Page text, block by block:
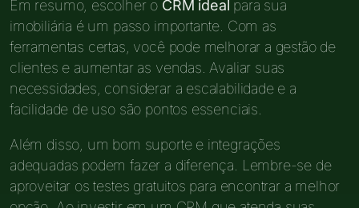
Em resumo, escolher o CRM ideal para sua
imobiliária é um passo importante. Com as
ferramentas certas, você pode melhorar a gestão de
clientes e aumentar as vendas. Avaliar suas
necessidades, considerar a escalabilidade e a
facilidade de uso são pontos essenciais.
Além disso, um bom suporte e integrações
adequadas podem fazer a diferença. Lembre-se de
aproveitar os testes gratuitos para encontrar a melhor